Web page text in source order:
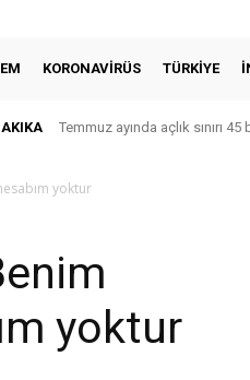
KORONAVİRÜS TÜRKİYE
Temmuz ayında açlık sınırı
yoktur
yoktur